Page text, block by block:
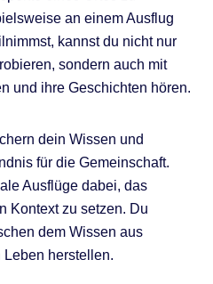
an einem Ausflug
kannst du nicht nur
sondern auch mit
und ihre Geschichten hören.
dein Wissen und
für die Gemeinschaft.
Ausflüge dabei, das
Kontext zu setzen. Du
dem Wissen aus
Leben herstellen.